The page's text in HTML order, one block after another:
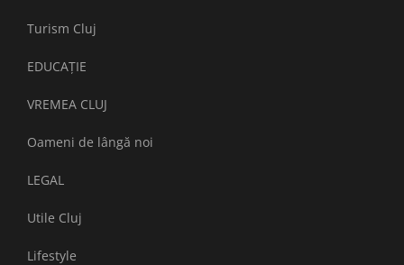
Turism Cluj
EDUCAȚIE
VREMEA CLUJ
Oameni de lângă noi
LEGAL
Utile Cluj
Lifestyle